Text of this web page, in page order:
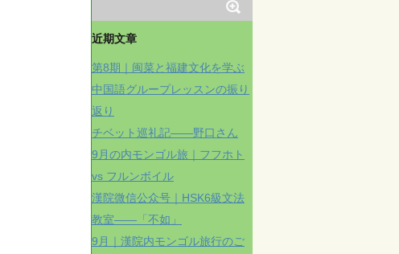
近期文章
第8期｜闽菜と福建文化を学ぶ
中国語グループレッスンの振り
返り
チベット巡礼記——野口さん
9月の内モンゴル旅｜フフホト
vs フルンボイル
漢院微信公众号｜HSK6級文法
教室——「不如」
9月｜漢院内モンゴル旅行のご